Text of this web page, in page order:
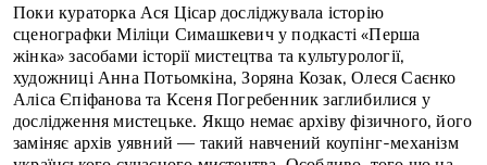
Поки кураторка Ася Цісар досліджувала історію
сценографки Міліци Симашкевич у подкасті «Перша
жінка» засобами історії мистецтва та культурології,
художниці Анна Потьомкіна, Зоряна Козак, Олеся Саєнко
Аліса Єпіфанова та Ксеня Погребенник заглибилися у
дослідження мистецьке. Якщо немає архіву фізичного, його
заміняє архів уявний — такий навчений коупінг-механізм